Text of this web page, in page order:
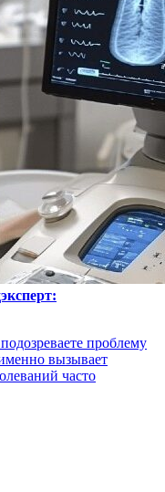
проблему
вызывает
часто